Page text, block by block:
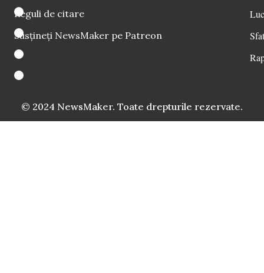
Reguli de citare
Susțineți NewsMaker pe Patreon
© 2024 NewsMaker. Toate drepturile rezervate.